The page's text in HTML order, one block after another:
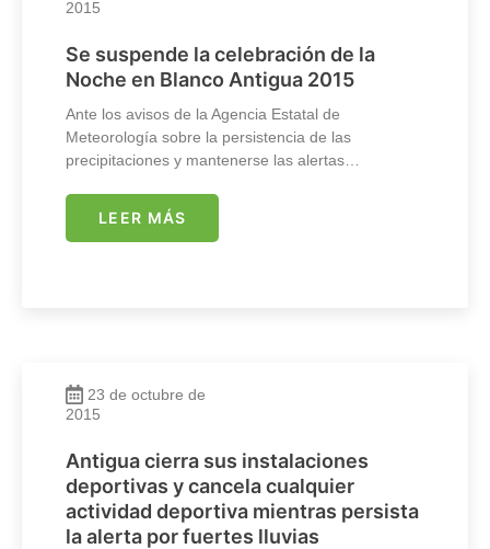
2015
Se suspende la celebración de la
Noche en Blanco Antigua 2015
Ante los avisos de la Agencia Estatal de
Meteorología sobre la persistencia de las
precipitaciones y mantenerse las alertas…
LEER MÁS
23 de octubre de
2015
Antigua cierra sus instalaciones
deportivas y cancela cualquier
actividad deportiva mientras persista
la alerta por fuertes lluvias